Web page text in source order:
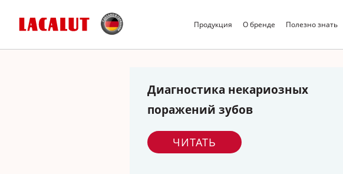
Продукция О бренде Полезно знать
Видео вебинара«Обзор
последних клинических
рекомендаций: кариес
детей»